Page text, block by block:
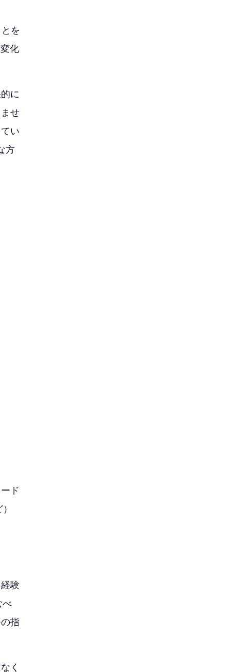
を
化
に
せ
い
方
ド
験
べ
指
く